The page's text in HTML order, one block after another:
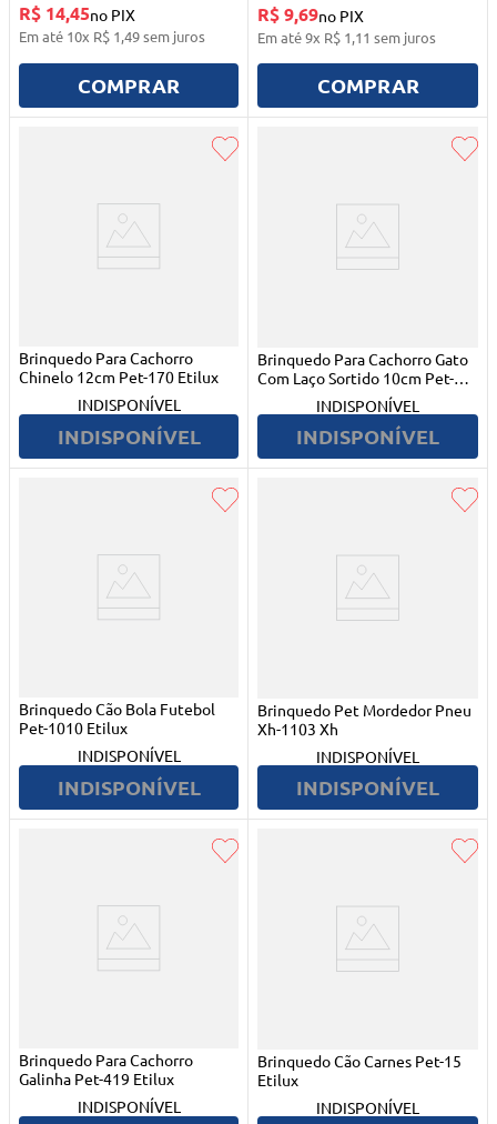
R$ 14,45no PIX
Em até 10x R$ 1,49sem juros
COMPRAR
R$ 9,69no PIX
Em até9x R$ 1,11 sem juros
COMPRAR
Brinquedo Para Cachorro
Chinelo 12cm Pet-170 Etilux
INDISPONÍVEL
INDISPONÍVEL
Brinquedo Para Cachorro Gato
Com Laço Sortido 10cm Pet-
575 EtiluxINDISPONÍVEL
INDISPONÍVEL
Brinquedo Cão Bola Futebol
Pet-1010 Etilux
INDISPONÍVEL
INDISPONÍVEL
Brinquedo Pet Mordedor Pneu
Xh-1103 Xh
INDISPONÍVEL
INDISPONÍVEL
Brinquedo Para Cachorro
Galinha Pet-419 Etilux
INDISPONÍVEL
Brinquedo Cão Carnes Pet-15
Etilux
INDISPONÍVEL